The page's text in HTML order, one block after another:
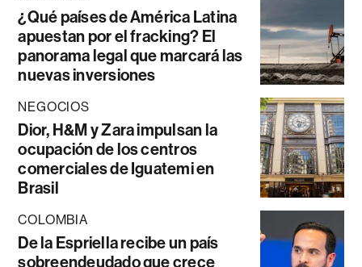
¿Qué países de América Latina
apuestan por el fracking? El
panorama legal que marcará las
nuevas inversiones
NEGOCIOS
Dior, H&M y Zara impulsan la
ocupación de los centros
comerciales de Iguatemi en
Brasil
COLOMBIA
De la Espriella recibe un país
sobreendeudado que crece